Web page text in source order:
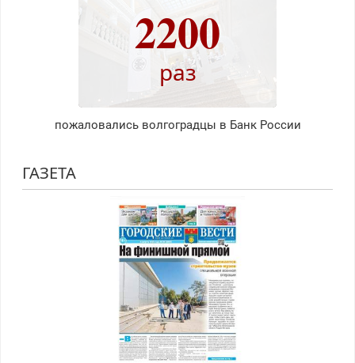
2200
раз
пожаловались волгоградцы в Банк России
ГАЗЕТА